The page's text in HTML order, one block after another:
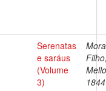
Serenatas
e saráus
(Volume
3)